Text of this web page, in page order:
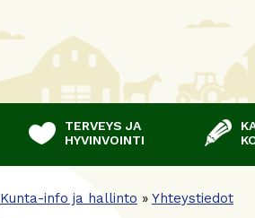
TERVEYS JA
HYVINVOINTI
Kunta-info ja hallinto » Yhteystiedot